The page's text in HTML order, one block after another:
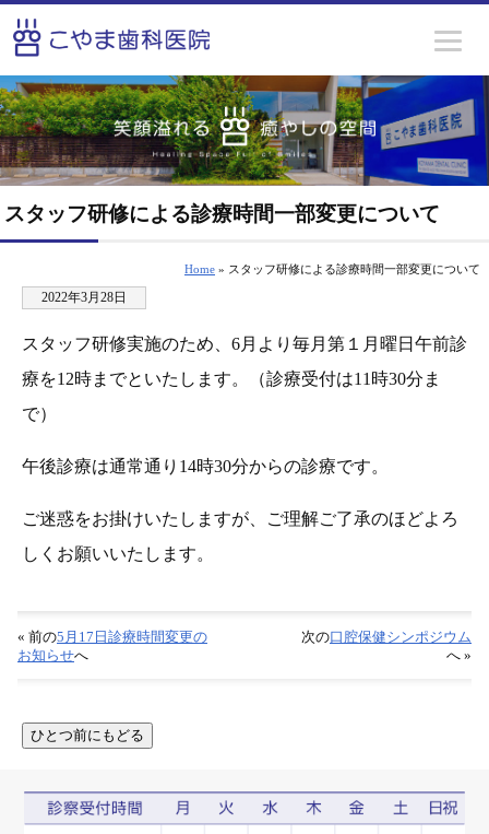
スタッフ研修による診療時間一部変更について
Home » スタッフ研修による診療時間一部変更について
2022年3月28日
スタッフ研修実施のため、6月より毎月第１月曜日午前診
療を12時までといたします。（診療受付は11時30分ま
で）
午後診療は通常通り14時30分からの診療です。
ご迷惑をお掛けいたしますが、ご理解ご了承のほどよろ
しくお願いいたします。
« 前の5月17日診療時間変更の
お知らせへ
次の口腔保健シンポジウム
へ »